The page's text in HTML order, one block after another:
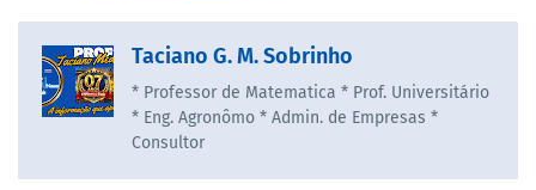
Taciano G. M. Sobrinho
* Professor de Matematica * Prof. Universitário
* Eng. Agronômo * Admin. de Empresas *
Consultor